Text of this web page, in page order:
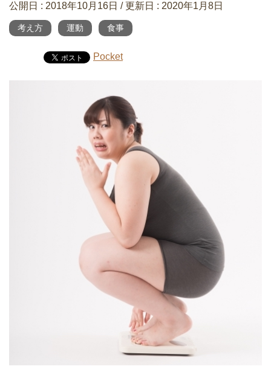
公開日 : 2018年10月16日 / 更新日 : 2020年1月8日
考え方 運動 食事
Pocket